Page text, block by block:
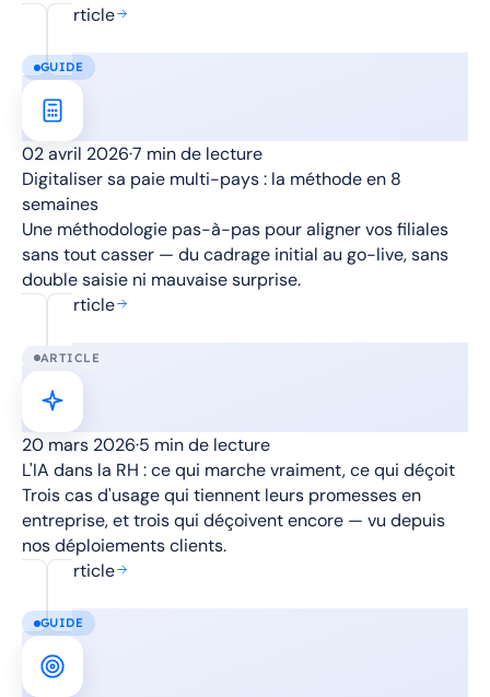
Lire l'article
GUIDE
02 avril 2026·7 min de lecture
Digitaliser sa paie multi-pays : la méthode en 8
semaines
Une méthodologie pas-à-pas pour aligner vos filiales
sans tout casser — du cadrage initial au go-live, sans
double saisie ni mauvaise surprise.
Lire l'article
ARTICLE
20 mars 2026·5 min de lecture
L'IA dans la RH : ce qui marche vraiment, ce qui déçoit
Trois cas d'usage qui tiennent leurs promesses en
entreprise, et trois qui déçoivent encore — vu depuis
nos déploiements clients.
Lire l'article
GUIDE